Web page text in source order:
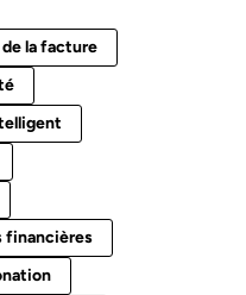
la facture
financières